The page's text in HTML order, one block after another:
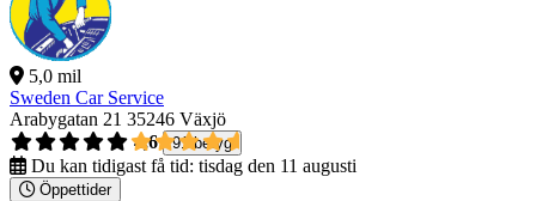
5,0 mil
Sweden Car Service
Arabygatan 21 35246 Växjö
4,6
91 betyg
Du kan tidigast få tid: tisdag den 11 augusti
Öppettider